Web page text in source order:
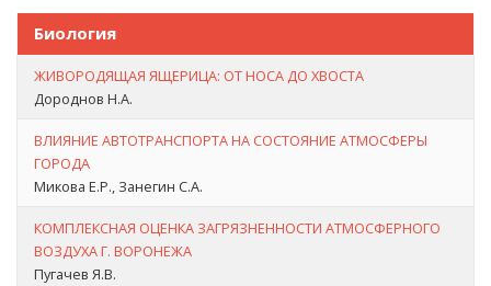
Биология
ЖИВОРОДЯЩАЯ ЯЩЕРИЦА: ОТ НОСА ДО ХВОСТА
Дороднов Н.А.
ВЛИЯНИЕ АВТОТРАНСПОРТА НА СОСТОЯНИЕ АТМОСФЕРЫ
ГОРОДА
Микова Е.Р., Занегин С.А.
КОМПЛЕКСНАЯ ОЦЕНКА ЗАГРЯЗНЕННОСТИ АТМОСФЕРНОГО
ВОЗДУХА Г. ВОРОНЕЖА
Пугачев Я.В.